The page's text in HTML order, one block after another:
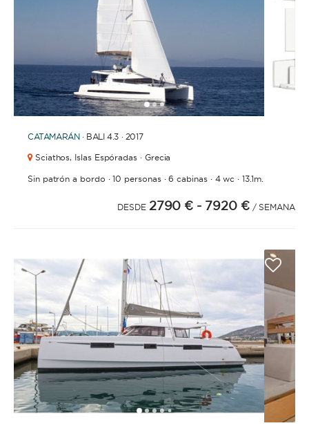
123
CATAMARÁN · BALI 4.3 · 2017
Sciathos, Islas Espóradas · Grecia
Sin patrón a bordo ·10 personas·6 cabinas· 4 wc ·13.1m.
DESDE 2790 € - 7920 € / SEMANA
12345 67891011121314151617 192021